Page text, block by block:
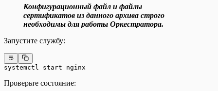
Конфигурационный файл и файлы
сертификатов из данного архива строго
необходимы для работы Оркестратора.
Запустите службу:
systemctl start nginx
Проверьте состояние: